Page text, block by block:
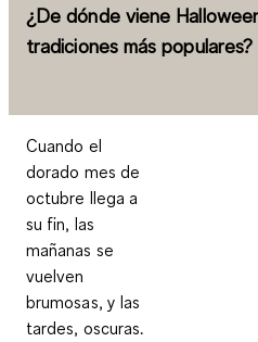
¿De dónde viene
tradiciones más populares?
Cuando el
dorado mes de
octubre llega a
su fin, las
mañanas se
vuelven
brumosas, y las
tardes, oscuras.